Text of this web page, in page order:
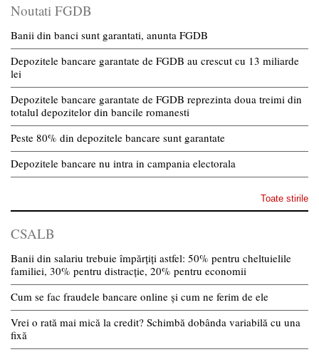
Noutati FGDB
Banii din banci sunt garantati, anunta FGDB
Depozitele bancare garantate de FGDB au crescut cu 13 miliarde
lei
Depozitele bancare garantate de FGDB reprezinta doua treimi din
totalul depozitelor din bancile romanesti
Peste 80% din depozitele bancare sunt garantate
Depozitele bancare nu intra in campania electorala
Toate stirile
CSALB
Banii din salariu trebuie împărțiți astfel: 50% pentru cheltuielile
familiei, 30% pentru distracție, 20% pentru economii
Cum se fac fraudele bancare online și cum ne ferim de ele
Vrei o rată mai mică la credit? Schimbă dobânda variabilă cu una
fixă